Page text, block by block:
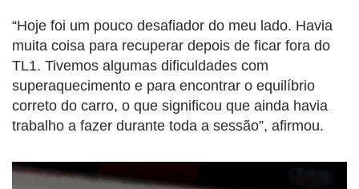
“Hoje foi um pouco desafiador do meu lado. Havia
muita coisa para recuperar depois de ficar fora do
TL1. Tivemos algumas dificuldades com
superaquecimento e para encontrar o equilíbrio
correto do carro, o que significou que ainda havia
trabalho a fazer durante toda a sessão”, afirmou.